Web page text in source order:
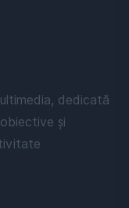
dedicată
și